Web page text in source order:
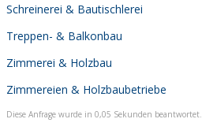
Schreinerei & Bautischlerei
Treppen- & Balkonbau
Zimmerei & Holzbau
Zimmereien & Holzbaubetriebe
Diese Anfrage wurde in 0,05 Sekunden beantwortet.